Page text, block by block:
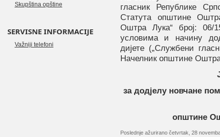
гласник Републике
Статута општине
Оштра Лука“ број: 06/
условима и начину
дијете („Службени
Начелник општине
за додјелу новчане
општине
Poslednje ažurirano četvrtak, 28
Skupština opštine
SERVISNE INFORMACIJE
Važniji telefoni